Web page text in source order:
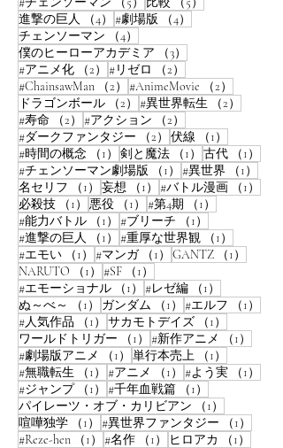
進撃の巨人
（4） 4件の記事
#劇場版 （4）
チェンソーマン
（4）
僕のヒーローアカデミア
（3）
#アニメ化
（2） 2件の記事
#リゼロ （2）
#ChainsawMan
（2） 2件の記事
#AnimeMovie （2）
ドラゴンボール
（2） 2件の記事
#異世界転生 （2）
#寿命
（2） 2件の記事
#アクション （2）
#ダークファンタジー
（2） 2件の記事
伏線 （1）
#時間の概念
（1） 1件の記事
剣と魔法 （1） 1件の記事
古代 （1）
#チェンソーマン劇場版
（1） 1件の記事
#異世界 （1）
名セリフ
（1） 1件の記事
妄想 （1） 1件の記事
#バトル漫画 （1）
必殺技
（1） 1件の記事
悪役 （1） 1件の記事
#第4期 （1）
#能力バトル
（1） 1件の記事
#ブリーチ （1）
#進撃の巨人
（1） 1件の記事
#重厚な世界観 （1）
#エモい
（1） 1件の記事
#マンガ （1） 1件の記事
GANTZ （1）
NARUTO
（1） 1件の記事
#SF （1）
#エモーショナル
（1） 1件の記事
#レゼ編 （1）
ぬ～べ～
（1） 1件の記事
ガンダム （1） 1件の記事
#エルフ （1）
#人気作品
（1） 1件の記事
サカモトデイズ （1）
ワールドトリガー
（1） 1件の記事
#新作アニメ （1）
#劇場版アニメ
（1） 1件の記事
単行本売上 （1）
#無職転生
（1） 1件の記事
#アニメ （1） 1件の記事
#よう実 （1）
#ジャンプ
（1） 1件の記事
#千年血戦篇 （1）
パイレーツ・オブ・カリビアン
（1）
喧嘩独学
（1） 1件の記事
#異世界ファンタジー （1）
#Reze-hen
（1） 1件の記事
#名作 （1） 1件の記事
ヒロアカ （1）